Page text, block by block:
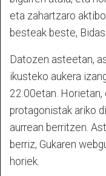
eta zahartzaro
besteak beste,
Datozen asteetan,
ikusteko aukera
22:00etan.
protagonistak ariko
aurrean berritzen.
berriz, Gukaren
horiek.